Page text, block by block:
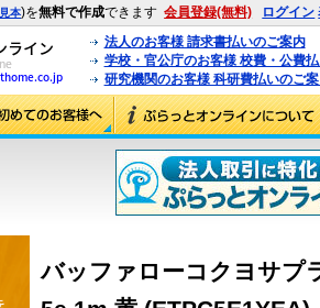
見本)を無料で作成できます 会員登録(無料) ログイン
法人のお客様 請求書払いのご案内
学校・官公庁のお客様 校費・公費
研究機関のお客様 科研費払いのご
バッファローコクヨサプ